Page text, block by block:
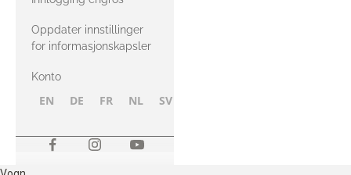
Oppdater innstillinger
for informasjonskapsler
Konto
EN DE FR NL SV